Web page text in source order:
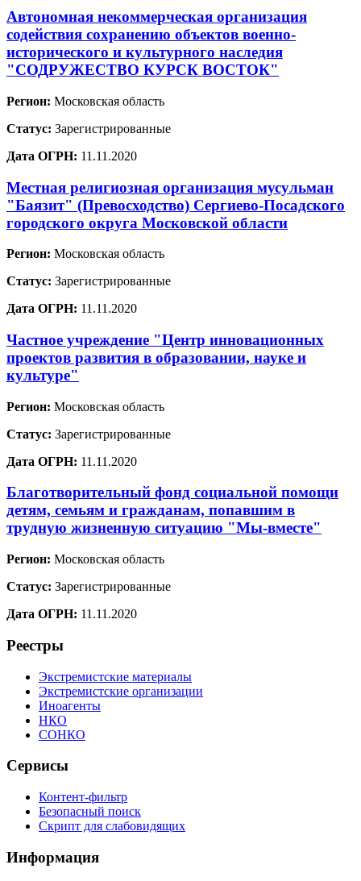
Автономная некоммерческая организация
содействия сохранению объектов военно-
исторического и культурного наследия
"СОДРУЖЕСТВО КУРСК ВОСТОК"
Регион: Московская область
Статус: Зарегистрированные
Дата ОГРН: 11.11.2020
Местная религиозная организация мусульман
"Баязит" (Превосходство) Сергиево-Посадского
городского округа Московской области
Регион: Московская область
Статус: Зарегистрированные
Дата ОГРН: 11.11.2020
Частное учреждение "Центр инновационных
проектов развития в образовании, науке и
культуре"
Регион: Московская область
Статус: Зарегистрированные
Дата ОГРН: 11.11.2020
Благотворительный фонд социальной помощи
детям, семьям и гражданам, попавшим в
трудную жизненную ситуацию "Мы-вместе"
Регион: Московская область
Статус: Зарегистрированные
Дата ОГРН: 11.11.2020
Реестры
Экстремистские материалы
Экстремистские организации
Иноагенты
НКО
СОНКО
Сервисы
Контент-фильтр
Безопасный поиск
Скрипт для слабовидящих
Информация